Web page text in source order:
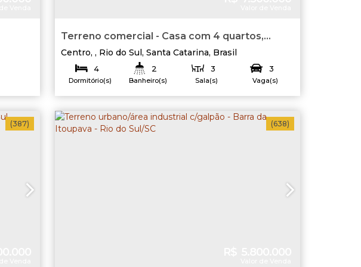
Terreno comercial - Casa com 4 quartos,
Centro - Rio do Sul
Centro , Rio do Sul, Santa Catarina, Brasil
4
Dormitório(s)
2
Banheiro(s)
3
Sala(s)
3
Vaga(s)
Útil:180.00m² Terreno:1096.00m²
(387) (638)